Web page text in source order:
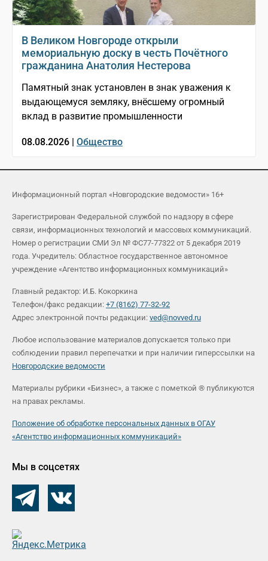
В Великом Новгороде открыли
мемориальную доску в честь Почётного
гражданина Анатолия Нестерова
Памятный знак установлен в знак уважения к
выдающемуся земляку, внёсшему огромный
вклад в развитие промышленности
08.08.2026 | Общество
Информационный портал «Новгородские ведомости» 16+
Зарегистрирован Федеральной службой по надзору в сфере
связи, информационных технологий и массовых коммуникаций.
Номер о регистрации СМИ Эл № ФС77-77322 от 5 декабря 2019
года. Учредитель: Областное государственное автономное
учреждение «Агентство информационных коммуникаций»
Главный редактор: И.Б. Кокоркина
Телефон/факс редакции: +7 (8162) 77-32-92
Адрес электронной почты редакции: ved@novved.ru
Любое использование материалов допускается только при
соблюдении правил перепечатки и при наличии гиперссылки на
Новгородские ведомости
Материалы рубрики «Бизнес», а также с пометкой ® публикуются
на правах рекламы.
Положение об обработке персональных данных в ОГАУ
«Агентство информационных коммуникаций»
Мы в соцсетях